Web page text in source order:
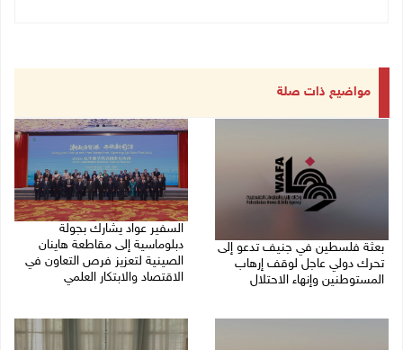
مواضيع ذات صلة
بعثة فلسطين في جنيف تدعو إلى
تحرك دولي عاجل لوقف إرهاب
المستوطنين وإنهاء الاحتلال
السفير عواد يشارك بجولة
دبلوماسية إلى مقاطعة هاينان
الصينية لتعزيز فرص التعاون في
الاقتصاد والابتكار العلمي